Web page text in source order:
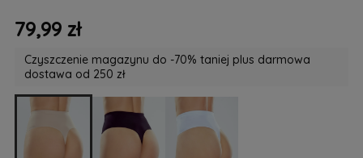
79,99 zł
Czyszczenie magazynu do -70% taniej plus darmowa
dostawa od 250 zł